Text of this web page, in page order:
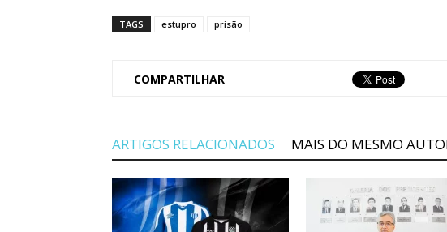
TAGS estupro prisão
COMPARTILHAR
ARTIGOS RELACIONADOS MAIS DO MESMO